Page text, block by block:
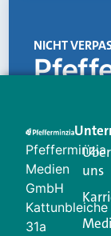
NICHT
Creator für
Ihren
Login.
Jetzt
Pfefferminzia
Medien
GmbH
Kattunbleiche
31a
Über
uns